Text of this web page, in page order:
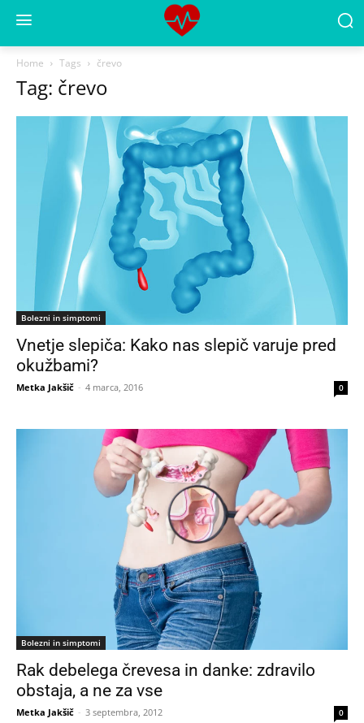
Home Tags črevo
Tag: črevo
Bolezni in simptomi
Vnetje slepiča: Kako nas slepič varuje pred
okužbami?
Metka Jakšič - 4 marca, 2016 0
Bolezni in simptomi
Rak debelega črevesa in danke: zdravilo
obstaja, a ne za vse
Metka Jakšič - 3 septembra, 2012 0